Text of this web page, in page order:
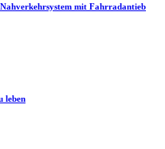
mit Fahrradantieb
leben